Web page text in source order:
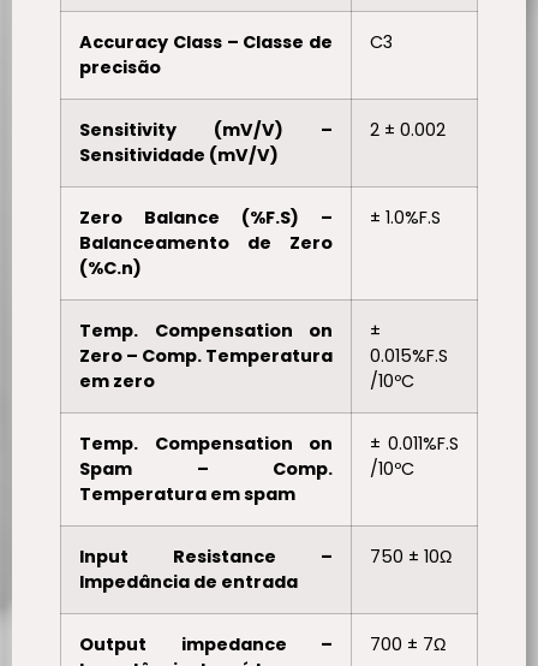
Accuracy Class – Classe de
precisão
C3
Sensitivity (mV/V) –
Sensitividade (mV/V)
2 ± 0.002
Zero Balance (%F.S) –
Balanceamento de Zero
(%C.n)
± 1.0%F.S
Temp. Compensation on
Zero – Comp. Temperatura
em zero
±
0.015%F.S
/10ºC
Temp. Compensation on
Spam – Comp.
Temperatura em spam
± 0.011%F.S
/10ºC
Input Resistance –
Impedância de entrada
750 ± 10Ω
Output impedance –
700 ± 7Ω